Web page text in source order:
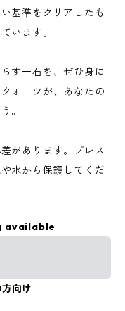
基準をクリアしたも
います。
す一石を、ぜひ身に
ォーツが、あなたの
。
があります。ブレス
水から保護してくだ
available
向け